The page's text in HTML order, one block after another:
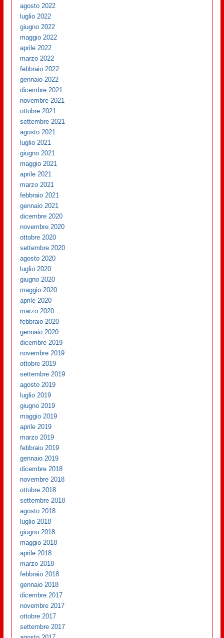
agosto 2022
luglio 2022
giugno 2022
maggio 2022
aprile 2022
marzo 2022
febbraio 2022
gennaio 2022
dicembre 2021
novembre 2021
ottobre 2021
settembre 2021
agosto 2021
luglio 2021
giugno 2021
maggio 2021
aprile 2021
marzo 2021
febbraio 2021
gennaio 2021
dicembre 2020
novembre 2020
ottobre 2020
settembre 2020
agosto 2020
luglio 2020
giugno 2020
maggio 2020
aprile 2020
marzo 2020
febbraio 2020
gennaio 2020
dicembre 2019
novembre 2019
ottobre 2019
settembre 2019
agosto 2019
luglio 2019
giugno 2019
maggio 2019
aprile 2019
marzo 2019
febbraio 2019
gennaio 2019
dicembre 2018
novembre 2018
ottobre 2018
settembre 2018
agosto 2018
luglio 2018
giugno 2018
maggio 2018
aprile 2018
marzo 2018
febbraio 2018
gennaio 2018
dicembre 2017
novembre 2017
ottobre 2017
settembre 2017